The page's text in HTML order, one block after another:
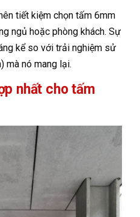
tiết kiệm chọn tấm 6mm
ngủ hoặc phòng khách. Sự
kể so với trải nghiệm sử
mà nó mang lại.
nhất cho tấm